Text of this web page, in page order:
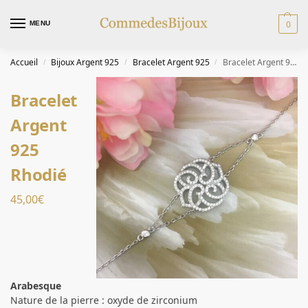
MENU 0
Accueil / Bijoux Argent 925 / Bracelet Argent 925 / Bracelet Argent 925 Rhodié
Bracelet
Argent
925
Rhodié
45,00€
Arabesque
Nature de la pierre : oxyde de zirconium